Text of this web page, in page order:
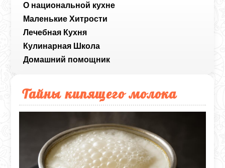
О национальной кухне
Маленькие Хитрости
Лечебная Кухня
Кулинарная Школа
Домашний помощник
Тайны кипящего молока